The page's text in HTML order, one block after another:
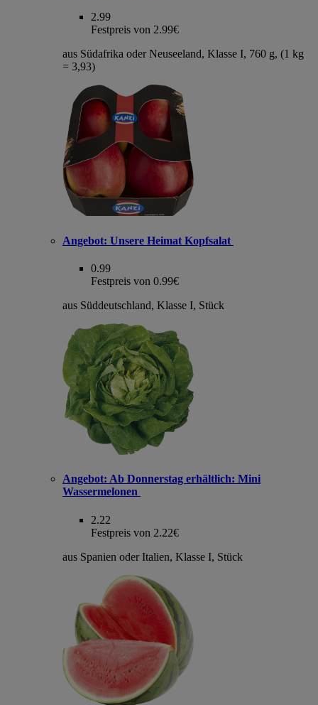
2.99
Festpreis von 2.99€
aus Südafrika oder Neuseeland, Klasse I, 760 g, (1 kg
= 3,93)
Angebot: Unsere Heimat Kopfsalat
0.99
Festpreis von 0.99€
aus Süddeutschland, Klasse I, Stück
Angebot: Ab Donnerstag erhältlich: Mini
Wassermelonen
2.22
Festpreis von 2.22€
aus Spanien oder Italien, Klasse I, Stück